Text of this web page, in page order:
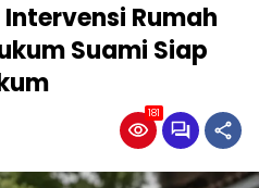
Rumah
Suami Siap
181